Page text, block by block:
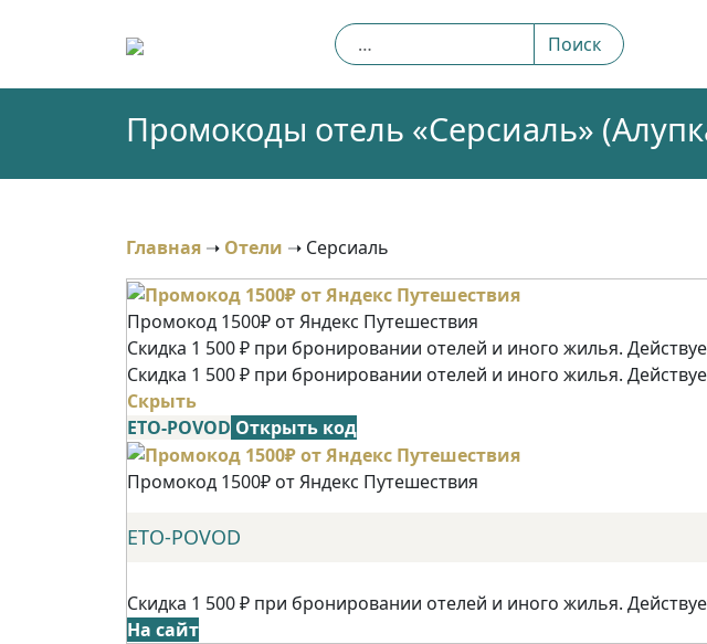
Найти: Поиск
Промокоды отель «Серсиаль»
Главная ➝ Отели ➝ Серсиаль
Промокод 1500₽ от Яндекс Путешествия
Скидка 1 500 ₽ при бронировании отелей и иного жилья.
Скидка 1 500 ₽ при бронировании отелей и иного жилья.
Скрыть
ETO-POVOD Открыть код
Промокод 1500₽ от Яндекс Путешествия
ETO-POVOD
Скидка 1 500 ₽ при бронировании отелей и иного жилья.
На сайт